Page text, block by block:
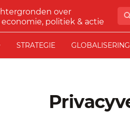
over
politiek & actie
STRATEGIE GLOBALISERING